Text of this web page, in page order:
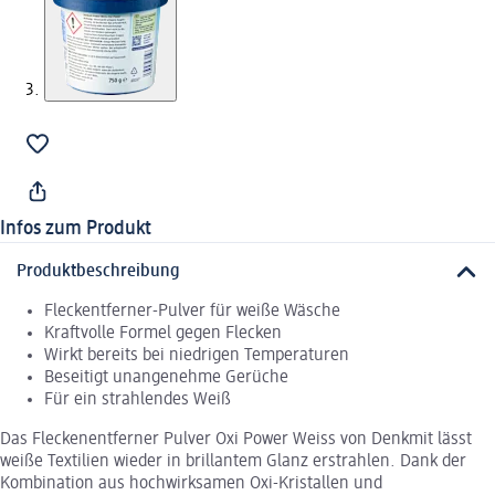
Infos zum Produkt
Produktbeschreibung
Fleckentferner-Pulver für weiße Wäsche
Kraftvolle Formel gegen Flecken
Wirkt bereits bei niedrigen Temperaturen
Beseitigt unangenehme Gerüche
Für ein strahlendes Weiß
Das Fleckenentferner Pulver Oxi Power Weiss von Denkmit lässt
weiße Textilien wieder in brillantem Glanz erstrahlen. Dank der
Kombination aus hochwirksamen Oxi-Kristallen und